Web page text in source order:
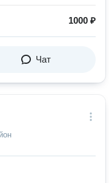
1000 ₽
Чат